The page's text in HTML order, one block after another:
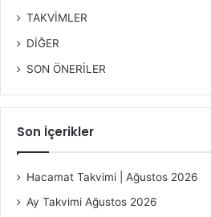
TAKVİMLER
DİĞER
SON ÖNERİLER
Son İçerikler
Hacamat Takvimi | Ağustos 2026
Ay Takvimi Ağustos 2026